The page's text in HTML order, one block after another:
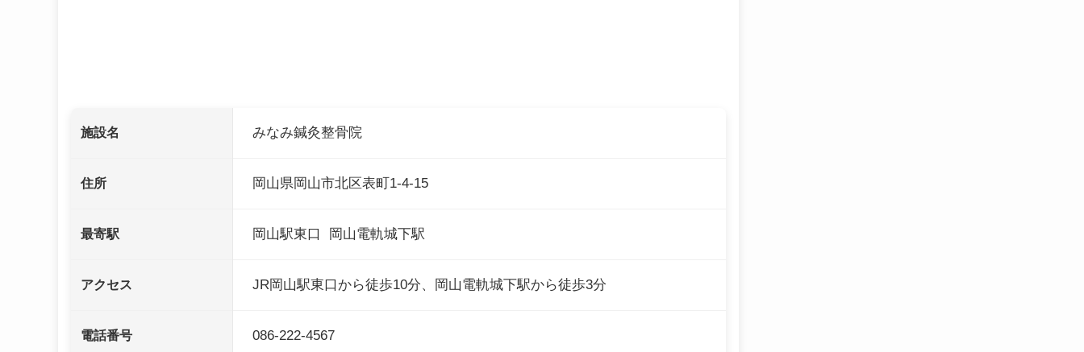
施設名 みなみ鍼灸整骨院
住所 岡山県岡山市北区表町1-4-15
最寄駅 岡山駅東口 岡山電軌城下駅
アクセス JR岡山駅東口から徒歩10分、岡山電軌城下駅から徒歩3分
電話番号 086-222-4567